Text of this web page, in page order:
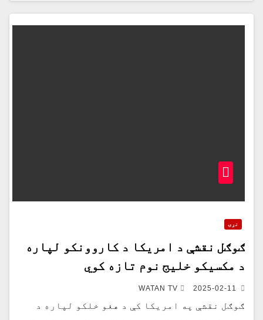
نړۍ
ګوګل نقشې د امریکا د کاروونکو لپاره
د مکسیکو خلیج نوم تازه کوي
2025-02-11
WATAN TV
ګوګل نقشې په امریکا کې د هغو خلکو لپاره د